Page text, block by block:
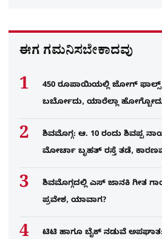
ಈಗ ಗಮನಿಸಬೇಕಾದವು
450 ರೂಪಾಯಿಯಲ್ಲಿ ಜೋಗ್​ ಫಾಲ್ಸ್​
ಬರ್ಬೋದು, ಯಾರೆಲ್ಲಾ ಹೋಗ್ಬೋದು
ಶಿವಮೊಗ್ಗ: ಆ. 10 ರಂದು ಶಿವಪ್ಪ
ಮೋರ್ಚಾ ಬೃಹತ್ ರಸ್ತೆ ತಡೆ,
ಶಿವಮೊಗ್ಗದಲ್ಲಿ ಎಸ್​ ಜಾನಕಿ ಗೀತ
ಪ್ರವೇಶ, ಯಾವಾಗ?
ಟಿಟಿ ಹಾಗೂ ಬೈಕ್ ನಡುವೆ